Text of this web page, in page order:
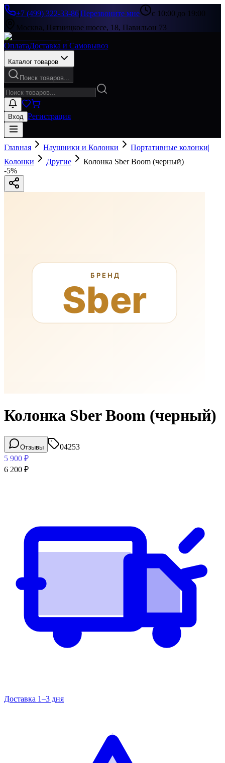
+7 (499) 322-33-86|Перезвоните мне
с 10:00 до 19:00
Москва, Пятницкое шоссе, 18, Павильон 73
ОплатаДоставка и Самовывоз
Каталог товаров
Поиск товаров...
Вход Регистрация
Главная Наушники и Колонки
Портативные колонки|
Колонки
Другие
Колонка Sber Boom (черный)
-5%
Колонка Sber Boom (черный)
Отзывы
04253
5 900 ₽
6 200 ₽
Доставка 1–3 дня